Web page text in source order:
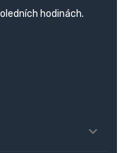
hodinách.
